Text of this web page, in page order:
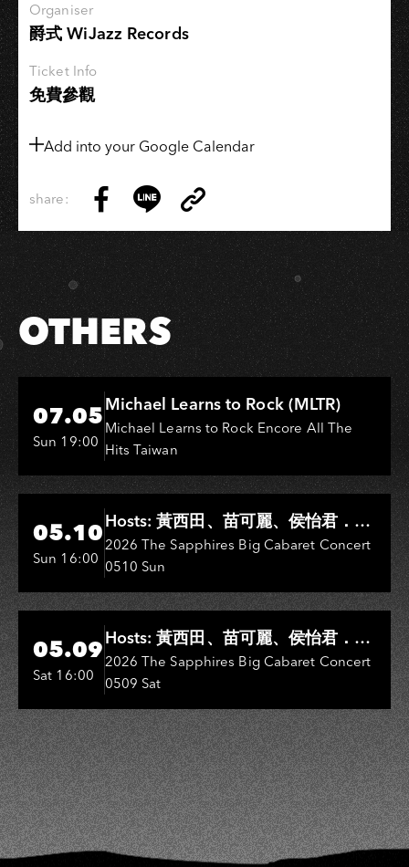
Organiser
爵式 WiJazz Records
Ticket Info
免費參觀
Add into your Google Calendar
share:
on
Facebook
on
LINE
Link
Copy
Link
OTHERS
Hi-Ing Music Hall
07.05
Sun 19:00
Michael Learns to Rock (MLTR)
Michael Learns to Rock Encore All The
Hits Taiwan
Hi-Ing Music Hall
05.10
Sun 16:00
Hosts: 黃西田、苗可麗、侯怡君．
Entertainers: 葉啟田、鳥來嬤-吳
敏、王彩樺、王瑞霞、吳淑敏、施文
彬、邵大倫、曹雅雯、陳孟賢、黃露
瑤
2026 The Sapphires Big Cabaret Concert
0510 Sun
Hi-Ing Music Hall
05.09
Sat 16:00
Hosts: 黃西田、苗可麗、侯怡君．
Entertainers: 葉啟田、鳥來嬤-吳
敏、張秀卿、王彩樺、吳淑敏、施文
彬、邵大倫、曹雅雯、陳孟賢、黃露
瑤
2026 The Sapphires Big Cabaret Concert
0509 Sat